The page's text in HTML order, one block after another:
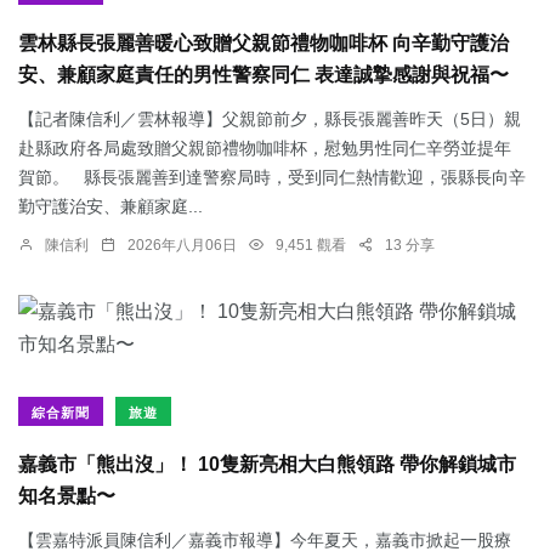
雲林縣長張麗善暖心致贈父親節禮物咖啡杯 向辛勤守護治
安、兼顧家庭責任的男性警察同仁 表達誠摯感謝與祝福〜
【記者陳信利／雲林報導】父親節前夕，縣長張麗善昨天（5日）親
赴縣政府各局處致贈父親節禮物咖啡杯，慰勉男性同仁辛勞並提年
賀節。 縣長張麗善到達警察局時，受到同仁熱情歡迎，張縣長向辛
勤守護治安、兼顧家庭...
陳信利 2026年八月06日 9,451 觀看 13 分享
綜合新聞 旅遊
嘉義市「熊出沒」！ 10隻新亮相大白熊領路 帶你解鎖城市
知名景點〜
【雲嘉特派員陳信利／嘉義市報導】今年夏天，嘉義市掀起一股療